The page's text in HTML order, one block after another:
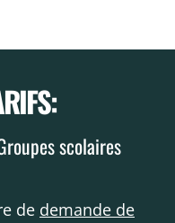
scolaires
de demande de